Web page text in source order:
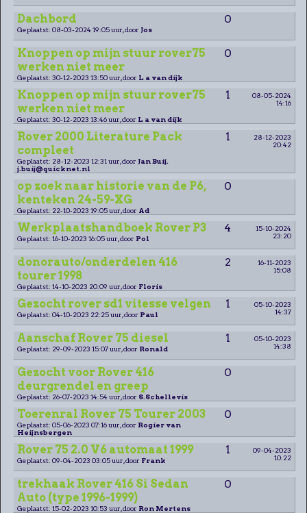
Dachbord 0
Geplaatst: 08-03-2024 19:05 uur, door Jos
Knoppen op mijn stuur rover75
werken niet meer
0
Geplaatst: 30-12-2023 13:50 uur, door L a van dijk
Knoppen op mijn stuur rover75
werken niet meer
1
08-05-2024
14:16
Geplaatst: 30-12-2023 13:46 uur, door L a van dijk
Rover 2000 Literature Pack
compleet
1
28-12-2023
20:42
Geplaatst: 28-12-2023 12:31 uur, door Jan Buij.
j.buij@quicknet.nl
op zoek naar historie van de P6,
kenteken 24-59-XG
0
Geplaatst: 22-10-2023 19:05 uur, door Ad
Werkplaatshandboek Rover P3 4
15-10-2024
23:20
Geplaatst: 16-10-2023 16:05 uur, door Pol
donorauto/onderdelen 416
tourer 1998
2
16-11-2023
15:08
Geplaatst: 14-10-2023 20:09 uur, door Floris
Gezocht rover sd1 vitesse velgen 1
05-10-2023
14:37
Geplaatst: 04-10-2023 22:25 uur, door Paul
Aanschaf Rover 75 diesel 1
05-10-2023
14:38
Geplaatst: 29-09-2023 15:07 uur, door Ronald
Gezocht voor Rover 416
deurgrendel en greep
0
Geplaatst: 26-07-2023 14:54 uur, door S.Schellevis
Toerenral Rover 75 Tourer 2003 0
Geplaatst: 05-06-2023 07:16 uur, door Rogier van
Heijnsbergen
Rover 75 2.0 V6 automaat 1999 1
09-04-2023
10:22
Geplaatst: 09-04-2023 03:05 uur, door Frank
trekhaak Rover 416 Si Sedan
Auto (type 1996-1999)
0
Geplaatst: 15-02-2023 10:53 uur, door Ron Mertens